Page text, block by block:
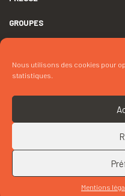
Nous utilisons des cookies pour
statistiques.
Mentions
CONTACTEZ « LES
GROUPES
DÉCLARATION D’ACCESSIBILITÉ
CRÉDITS
COOKIES
RETOUR EN HAUT